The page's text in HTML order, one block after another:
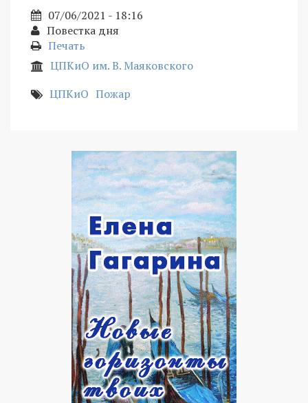
07/06/2021 - 18:16
Повестка дня
Печать
ЦПКиО им. В. Маяковского
ЦПКиО Пожар